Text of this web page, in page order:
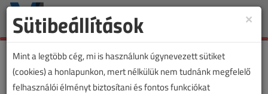
Toggle
×
Sütibeállítások
Mint a legtöbb cég, mi is használunk úgynevezett sütiket
(cookies) a honlapunkon, mert nélkülük nem tudnánk megfelelő
felhasználói élményt biztosítani és fontos funkciókat